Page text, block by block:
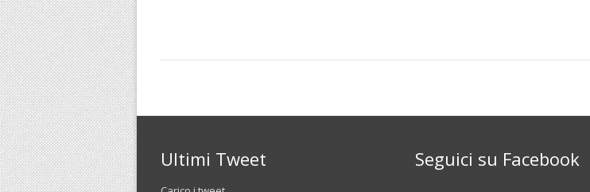
Ultimi Tweet Seguici su Facebook